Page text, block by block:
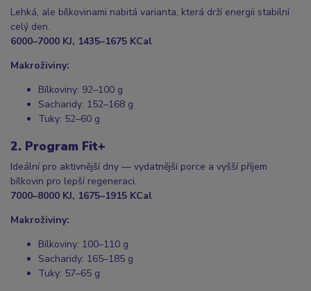
Lehká, ale bílkovinami nabitá varianta, která drží energii stabilní
celý den.
6000–7000 KJ, 1435–1675 KCal
Makroživiny:
Bílkoviny: 92–100 g
Sacharidy: 152–168 g
Tuky: 52–60 g
2. Program Fit+
Ideální pro aktivnější dny — vydatnější porce a vyšší příjem
bílkovin pro lepší regeneraci.
7000–8000 KJ, 1675–1915 KCal
Makroživiny:
Bílkoviny: 100–110 g
Sacharidy: 165–185 g
Tuky: 57–65 g